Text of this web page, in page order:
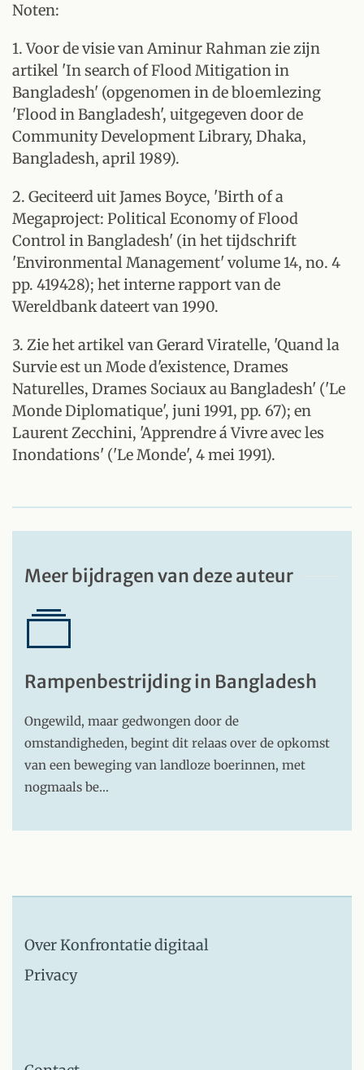
Noten:
1. Voor de visie van Aminur Rahman zie zijn
artikel 'In search of Flood Mitigation in
Bangladesh' (opgenomen in de bloemlezing
'Flood in Bangladesh', uitgegeven door de
Community Development Library, Dhaka,
Bangladesh, april 1989).
2. Geciteerd uit James Boyce, 'Birth of a
Megaproject: Political Economy of Flood
Control in Bangladesh' (in het tijdschrift
'Environmental Management' volume 14, no. 4
pp. 419428); het interne rapport van de
Wereldbank dateert van 1990.
3. Zie het artikel van Gerard Viratelle, 'Quand la
Survie est un Mode d'existence, Drames
Naturelles, Drames Sociaux au Bangladesh' ('Le
Monde Diplomatique', juni 1991, pp. 67); en
Laurent Zecchini, 'Apprendre á Vivre avec les
Inondations' ('Le Monde', 4 mei 1991).
Meer bijdragen van deze auteur
Rampenbestrijding in Bangladesh
Ongewild, maar gedwongen door de
omstandigheden, begint dit relaas over de opkomst
van een beweging van landloze boerinnen, met
nogmaals be…
Over Konfrontatie digitaal
Privacy